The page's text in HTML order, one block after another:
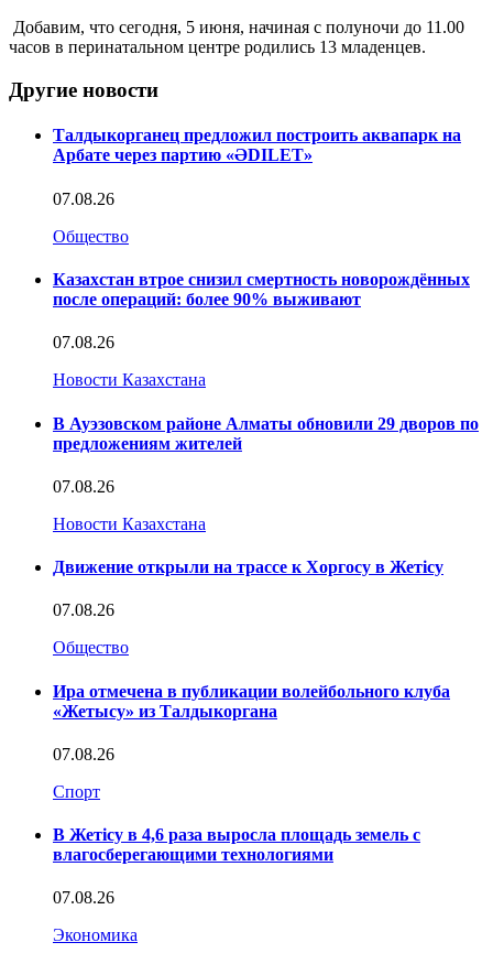
Добавим, что сегодня, 5 июня, начиная с полуночи до 11.00
часов в перинатальном центре родились 13 младенцев.
Другие новости
Талдыкорганец предложил построить аквапарк на
Арбате через партию «ӘDILET»
07.08.26
Общество
Казахстан втрое снизил смертность новорождённых
после операций: более 90% выживают
07.08.26
Новости Казахстана
В Ауэзовском районе Алматы обновили 29 дворов по
предложениям жителей
07.08.26
Новости Казахстана
Движение открыли на трассе к Хоргосу в Жетісу
07.08.26
Общество
Ира отмечена в публикации волейбольного клуба
«Жетысу» из Талдыкоргана
07.08.26
Спорт
В Жетісу в 4,6 раза выросла площадь земель с
влагосберегающими технологиями
07.08.26
Экономика